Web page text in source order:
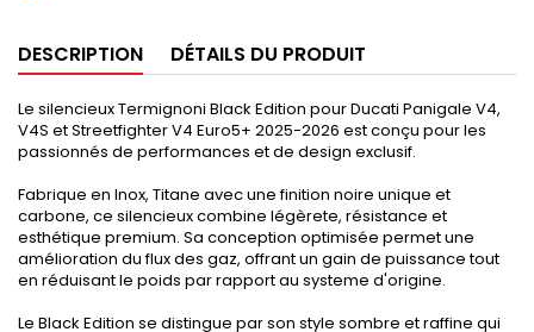
DESCRIPTION DÉTAILS DU PRODUIT
Le silencieux Termignoni Black Edition pour Ducati Panigale V4,
V4S et Streetfighter V4 Euro5+ 2025-2026 est conçu pour les
passionnés de performances et de design exclusif.
Fabrique en Inox, Titane avec une finition noire unique et
carbone, ce silencieux combine légèrete, résistance et
esthétique premium. Sa conception optimisée permet une
amélioration du flux des gaz, offrant un gain de puissance tout
en réduisant le poids par rapport au systeme d'origine.
Le Black Edition se distingue par son style sombre et raffine qui